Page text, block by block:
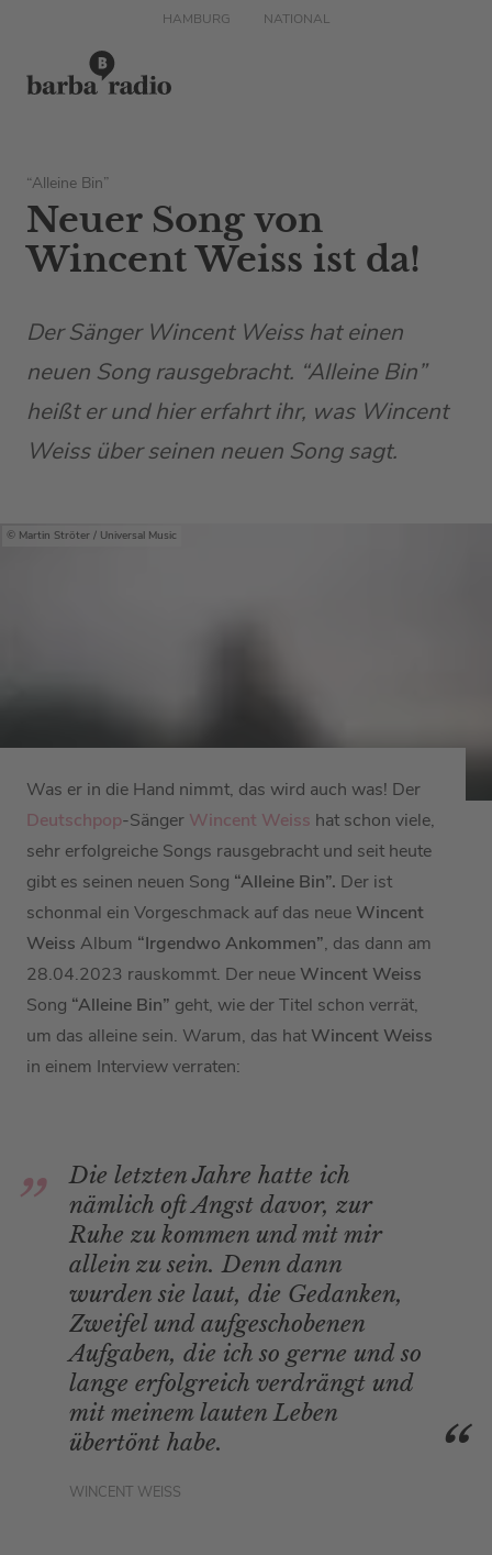
HAMBURG NATIONAL
“Alleine Bin”
Neuer Song von
Wincent Weiss ist da!
Der Sänger Wincent Weiss hat einen
neuen Song rausgebracht. “Alleine Bin”
heißt er und hier erfahrt ihr, was Wincent
Weiss über seinen neuen Song sagt.
Martin Ströter / Universal Music
Was er in die Hand nimmt, das wird auch was! Der
Deutschpop-Sänger Wincent Weiss hat schon viele,
sehr erfolgreiche Songs rausgebracht und seit heute
gibt es seinen neuen Song “Alleine Bin”. Der ist
schonmal ein Vorgeschmack auf das neue Wincent
Weiss Album “Irgendwo Ankommen”, das dann am
28.04.2023 rauskommt. Der neue Wincent Weiss
Song “Alleine Bin” geht, wie der Titel schon verrät,
um das alleine sein. Warum, das hat Wincent Weiss
in einem Interview verraten:
Die letzten Jahre hatte ich
nämlich oft Angst davor, zur
Ruhe zu kommen und mit mir
allein zu sein. Denn dann
wurden sie laut, die Gedanken,
Zweifel und aufgeschobenen
Aufgaben, die ich so gerne und so
lange erfolgreich verdrängt und
mit meinem lauten Leben
übertönt habe.
WINCENT WEISS